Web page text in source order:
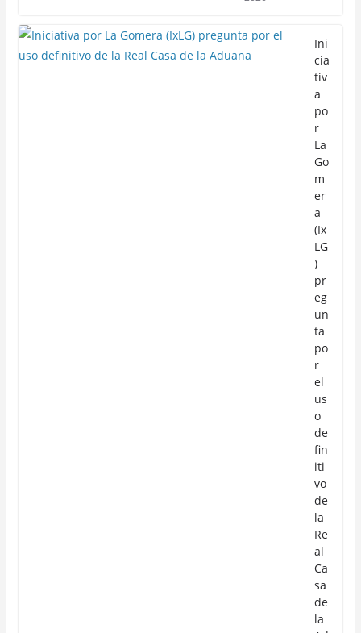
Ini
cia
tiv
a
po
r
La
Go
m
er
a
(Ix
LG
)
pr
eg
un
ta
po
r
el
us
o
de
fin
iti
vo
de
la
Re
al
Ca
sa
de
la